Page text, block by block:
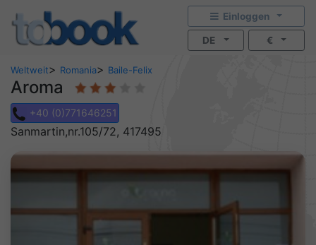
Einloggen
DE €
Weltweit> Romania> Baile-Felix
Aroma
+40 (0)771646251
Sanmartin,nr.105/72, 417495